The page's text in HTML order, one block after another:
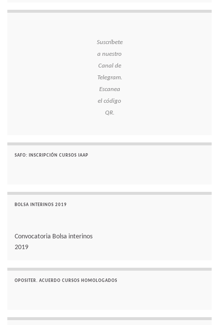
Suscríbete
a nuestro
Canal de
Telegram.
Escanea
el código
QR.
SAFO: INSCRIPCIÓN CURSOS IAAP
BOLSA INTERINOS 2019
Convocatoria Bolsa interinos
2019
OPOSITER. ACUERDO CURSOS HOMOLOGADOS